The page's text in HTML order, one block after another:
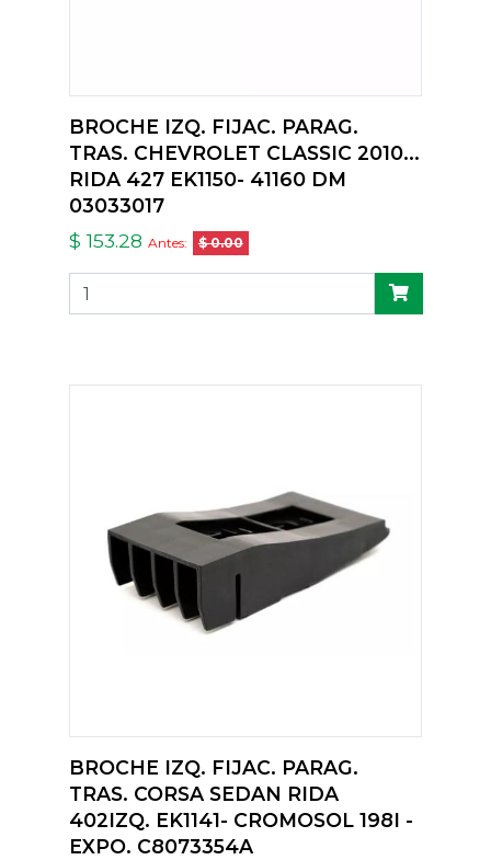
BROCHE IZQ. FIJAC. PARAG.
TRAS. CHEVROLET CLASSIC 2010...
RIDA 427 EK1150- 41160 DM
03033017
$ 153.28 Antes: $ 0.00
BROCHE IZQ. FIJAC. PARAG.
TRAS. CORSA SEDAN RIDA
402IZQ. EK1141- CROMOSOL 198I -
EXPO. C8073354A